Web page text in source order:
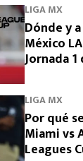
LIGA MX
Dónde y
México
Jornada 1
LIGA MX
Por qué
Miami vs
Leagues